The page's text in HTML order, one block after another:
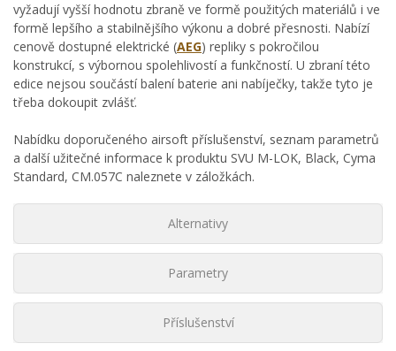
vyžadují vyšší hodnotu zbraně ve formě použitých materiálů i ve
formě lepšího a stabilnějšího výkonu a dobré přesnosti. Nabízí
cenově dostupné elektrické (AEG) repliky s pokročilou
konstrukcí, s výbornou spolehlivostí a funkčností. U zbraní této
edice nejsou součástí balení baterie ani nabíječky, takže tyto je
třeba dokoupit zvlášť.
Nabídku doporučeného airsoft příslušenství, seznam parametrů
a další užitečné informace k produktu SVU M-LOK, Black, Cyma
Standard, CM.057C naleznete v záložkách.
Alternativy
Parametry
Příslušenství